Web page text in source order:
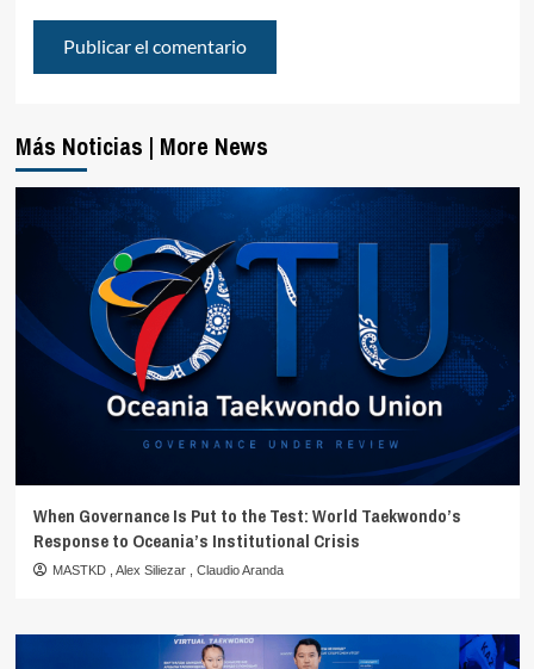
Más Noticias | More News
When Governance Is Put to the Test: World Taekwondo’s
Response to Oceania’s Institutional Crisis
MASTKD Alex Siliezar Claudio Aranda